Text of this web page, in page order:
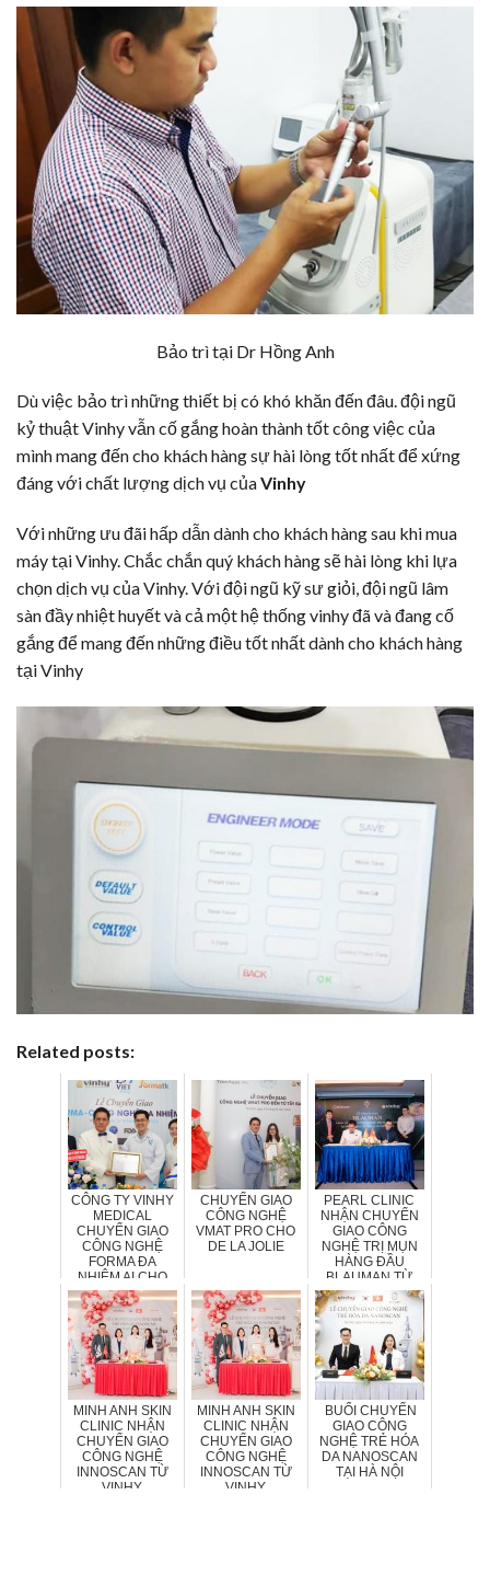
Bảo trì tại Dr Hồng Anh
Dù việc bảo trì những thiết bị có khó khăn đến đâu. đội ngũ
kỷ thuật Vinhy vẫn cố gắng hoàn thành tốt công việc của
mình mang đến cho khách hàng sự hài lòng tốt nhất để xứng
đáng với chất lượng dịch vụ củaVinhy
Với những ưu đãi hấp dẫn dành cho khách hàng sau khi mua
máy tại Vinhy. Chắc chắn quý khách hàng sẽ hài lòng khi lựa
chọn dịch vụ của Vinhy. Với đội ngũ kỹ sư giỏi, đội ngũ lâm
sàn đầy nhiệt huyết và cả một hệ thống vinhy đã và đang cố
gắng để mang đến những điều tốt nhất dành cho khách hàng
tại Vinhy
Related posts:
CÔNG TY VINHY
MEDICAL
CHUYỂN GIAO
CÔNG NGHỆ
FORMA ĐA
NHIỆM AI CHO
PHÒNG KHÁM
DA VIỆT
CHUYỂN GIAO
CÔNG NGHỆ
VMAT PRO CHO
DE LA JOLIE
PEARL CLINIC
NHẬN CHUYỂN
GIAO CÔNG
NGHỆ TRỊ MỤN
HÀNG ĐẦU
BLAUMAN TỪ
VINHY
MINH ANH SKIN
CLINIC NHẬN
CHUYỂN GIAO
CÔNG NGHỆ
INNOSCAN TỪ
VINHY
MINH ANH SKIN
CLINIC NHẬN
CHUYỂN GIAO
CÔNG NGHỆ
INNOSCAN TỪ
VINHY
BUỔI CHUYỂN
GIAO CÔNG
NGHỆ TRẺ HÓA
DA NANOSCAN
TẠI HÀ NỘI